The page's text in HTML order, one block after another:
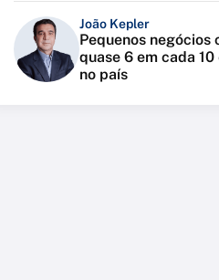
João Kepler
Pequenos negócios
quase 6 em cada
no país